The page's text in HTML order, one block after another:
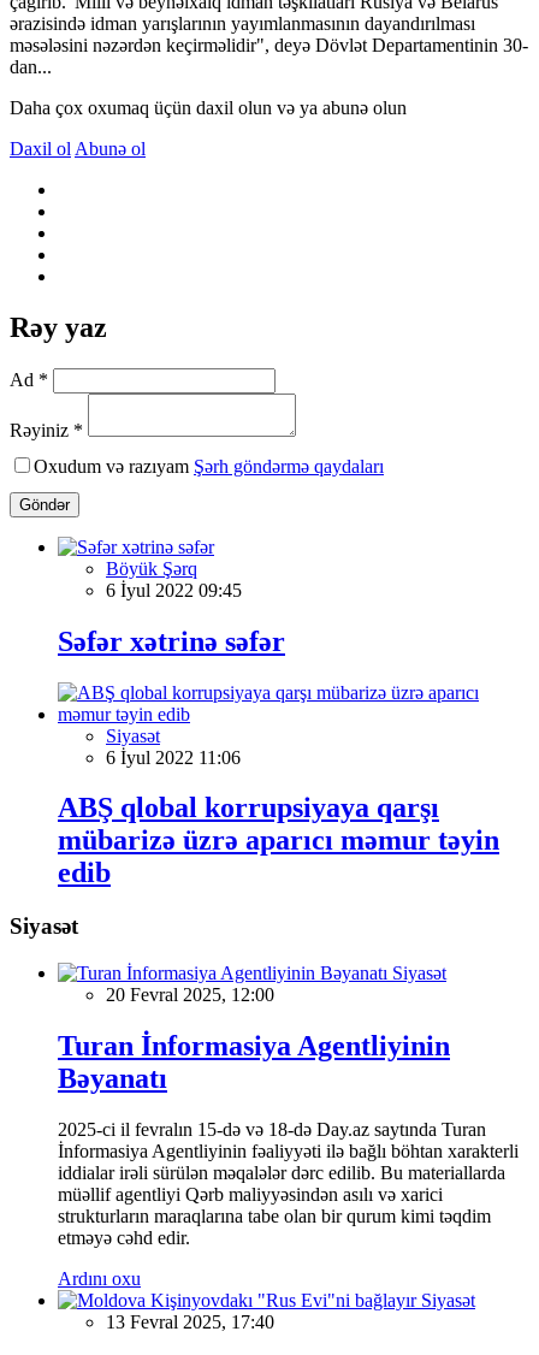
ərazisində idman yarışlarının yayımlanmasının dayandırılması
məsələsini nəzərdən keçirməlidir", deyə Dövlət Departamentinin 30-
dan...
Daha çox oxumaq üçün daxil olun və ya abunə olun
Daxil ol Abunə ol
Rəy yaz
Ad *
Rəyiniz *
Oxudum və razıyam Şərh göndərmə qaydaları
Göndər
Böyük Şərq
6 İyul 2022 09:45
Səfər xətrinə səfər
Siyasət
6 İyul 2022 11:06
ABŞ qlobal korrupsiyaya qarşı
mübarizə üzrə aparıcı məmur təyin
edib
Siyasət
Siyasət
20 Fevral 2025, 12:00
Turan İnformasiya Agentliyinin
Bəyanatı
2025-ci il fevralın 15-də və 18-də Day.az saytında Turan
İnformasiya Agentliyinin fəaliyyəti ilə bağlı böhtan xarakterli
iddialar irəli sürülən məqalələr dərc edilib. Bu materiallarda
müəllif agentliyi Qərb maliyyəsindən asılı və xarici
strukturların maraqlarına tabe olan bir qurum kimi təqdim
etməyə cəhd edir.
Ardını oxu
Siyasət
13 Fevral 2025, 17:40